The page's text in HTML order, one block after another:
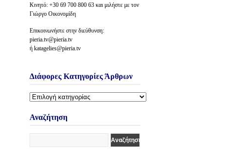
Κινητό: +30 69 700 800 63 και μιλήστε με τον
Γιώργο Οικονομίδη
Επικοινωνήστε στην διεύθυνση:
pieria.tv@pieria.tv
ή katagelies@pieria.tv
Διάφορες Κατηγορίες Άρθρων
Διάφορες
Άρθρων
Αναζήτηση